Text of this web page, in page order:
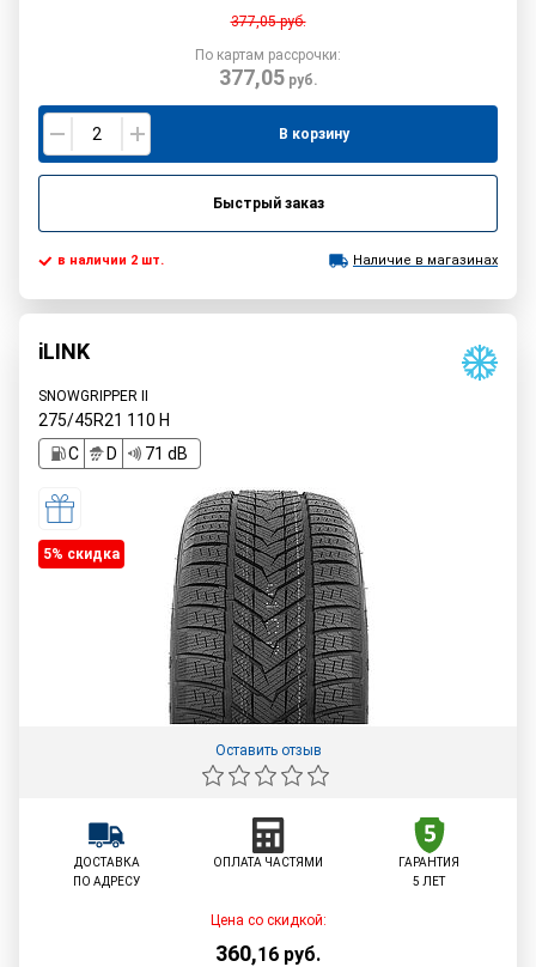
377,05руб.
По картам рассрочки:
377,05руб.
В корзину
Быстрый заказ
в наличии 2 шт. Наличие в магазинах
iLINK
SNOWGRIPPER II
275/45R21 110 H
C
D 71 dB
5% cкидка
Оставить отзыв
ДОСТАВКА
ПО АДРЕСУ
ОПЛАТА ЧАСТЯМИ
ГАРАНТИЯ
5 ЛЕТ
Цена со скидкой:
360,16 руб.